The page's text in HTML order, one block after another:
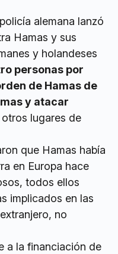
alemana lanzó
Hamas y sus
y holandeses
personas por
de Hamas de
y atacar
lugares de
que Hamas había
en Europa hace
todos ellos
implicados en las
no
a la financiación de